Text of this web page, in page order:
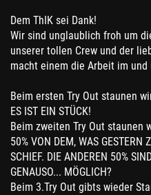
Dem ThIK sei Dank!
Wir sind unglaublich froh um
unserer tollen Crew und der
macht einem die Arbeit im
Beim ersten Try Out staunen
ES IST EIN STÜCK!
Beim zweiten Try Out staunen
50% VON DEM, WAS GESTERN
SCHIEF. DIE ANDEREN 50%
GENAUSO... MÖGLICH?
Beim 3.Try Out gibts wieder